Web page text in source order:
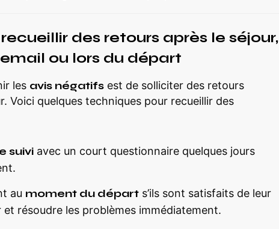
des retours après le séjour,
ou lors du départ
les avis négatifs est de solliciter des retours
Voici quelques techniques pour recueillir des
suivi avec un court questionnaire quelques jours
au moment du départ s’ils sont satisfaits de leur
et résoudre les problèmes immédiatement.